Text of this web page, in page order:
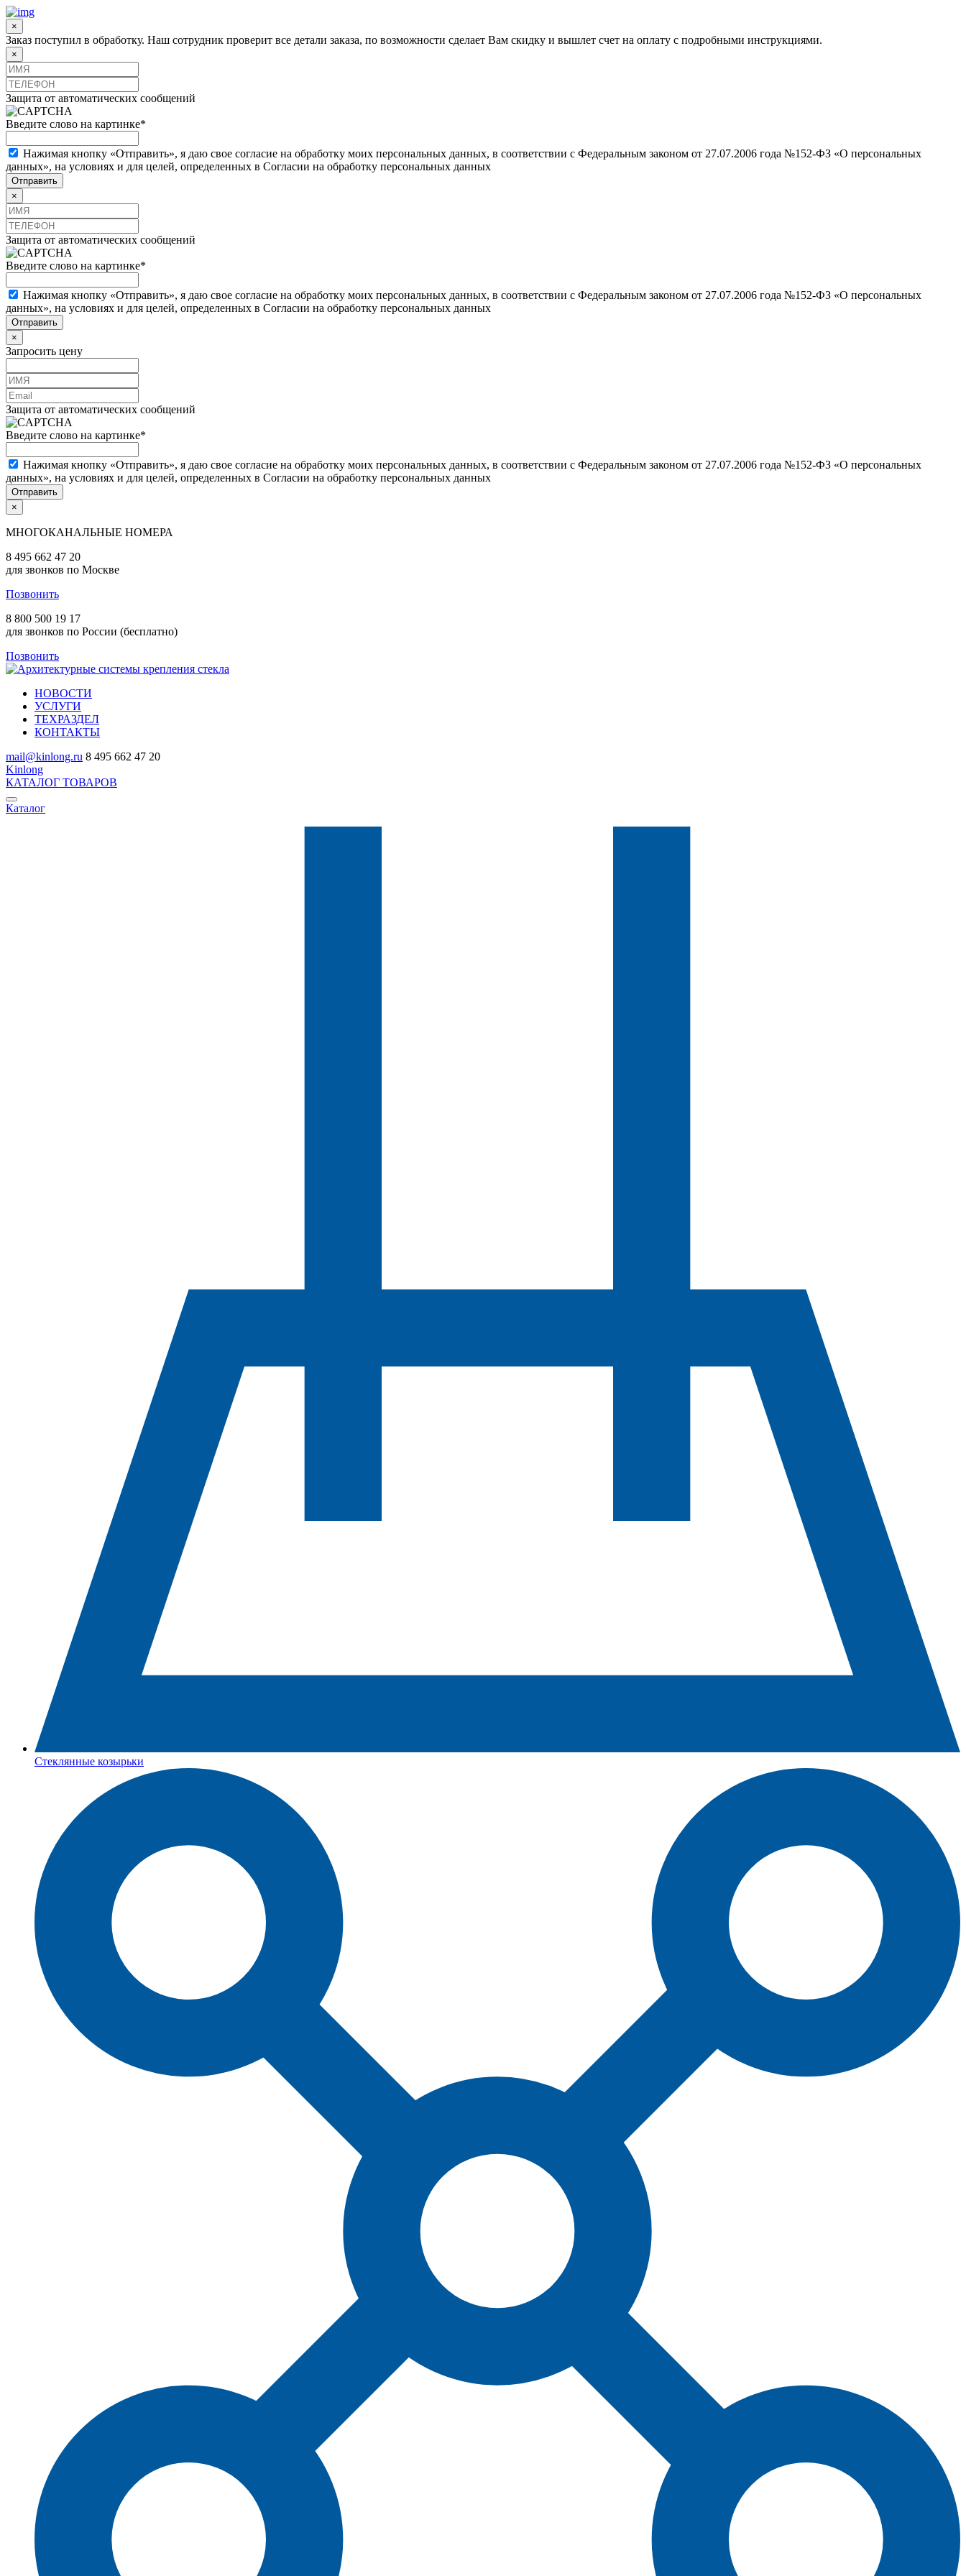
×
Заказ поступил в обработку. Наш сотрудник проверит все детали заказа, по возможности сделает Вам скидку и вышлет счет на оплату с подробными инструкциями.
×
Защита от автоматических сообщений
Введите слово на картинке*
Нажимая кнопку «Отправить», я даю свое согласие на обработку моих персональных данных, в соответствии с Федеральным законом от 27.07.2006 года №152-ФЗ «О персональных
данных», на условиях и для целей, определенных в Согласии на обработку персональных данных
×
Защита от автоматических сообщений
Введите слово на картинке*
Нажимая кнопку «Отправить», я даю свое согласие на обработку моих персональных данных, в соответствии с Федеральным законом от 27.07.2006 года №152-ФЗ «О персональных
данных», на условиях и для целей, определенных в Согласии на обработку персональных данных
×
Запросить цену
Защита от автоматических сообщений
Введите слово на картинке*
Нажимая кнопку «Отправить», я даю свое согласие на обработку моих персональных данных, в соответствии с Федеральным законом от 27.07.2006 года №152-ФЗ «О персональных
данных», на условиях и для целей, определенных в Согласии на обработку персональных данных
×
МНОГОКАНАЛЬНЫЕ НОМЕРА
8 495 662 47 20
для звонков по Москве
Позвонить
8 800 500 19 17
для звонков по России (бесплатно)
Позвонить
НОВОСТИ
УСЛУГИ
ТЕХРАЗДЕЛ
КОНТАКТЫ
mail@kinlong.ru 8 495 662 47 20
Kinlong
КАТАЛОГ ТОВАРОВ
Каталог
Стеклянные козырьки